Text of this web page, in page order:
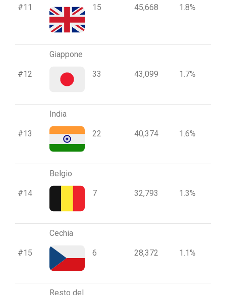
#11
15
45,668 1.8%
#12
Giappone
33 43,099 1.7%
#13
India
22 40,374 1.6%
#14
Belgio
7 32,793 1.3%
#15
Cechia
6 28,372 1.1%
Resto del